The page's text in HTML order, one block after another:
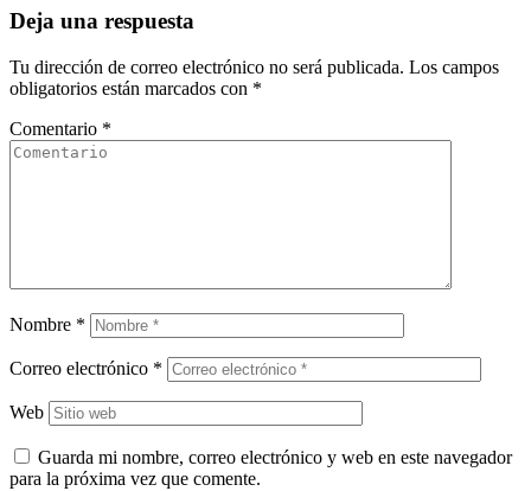
Deja una respuesta
Tu dirección de correo electrónico no será publicada. Los campos
obligatorios están marcados con *
Comentario *
Nombre *
Correo electrónico *
Web
Guarda mi nombre, correo electrónico y web en este navegador
para la próxima vez que comente.